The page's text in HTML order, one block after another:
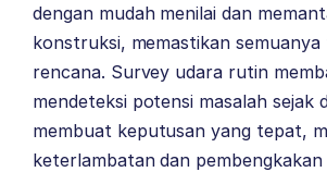
dengan mudah menilai dan
konstruksi, memastikan semuanya
rencana. Survey udara rutin
mendeteksi potensi masalah sejak
membuat keputusan yang tepat,
keterlambatan dan pembengkakan